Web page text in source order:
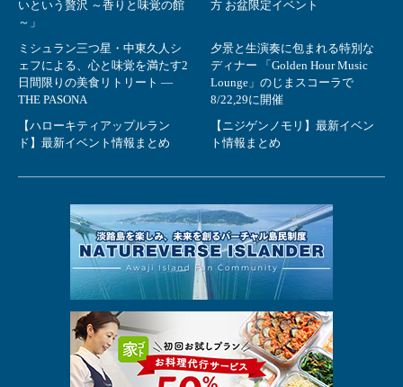
いという贅沢 ～香りと味覚の館
～」
方 お盆限定イベント
ミシュラン三つ星・中東久人シ
ェフによる、心と味覚を満たす2
日間限りの美食リトリート ―
THE PASONA
夕景と生演奏に包まれる特別な
ディナー 「Golden Hour Music
Lounge」のじまスコーラで
8/22,29に開催
【ハローキティアップルラン
ド】最新イベント情報まとめ
【ニジゲンノモリ】最新イベン
ト情報まとめ